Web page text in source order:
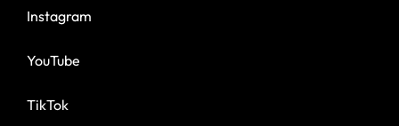
Instagram
YouTube
TikTok